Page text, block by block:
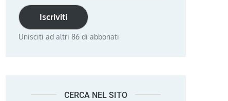
Iscriviti
Unisciti ad altri 86 di abbonati
CERCA NEL SITO